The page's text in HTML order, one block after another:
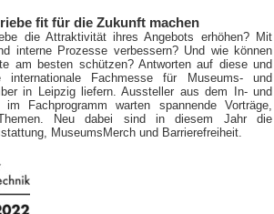
fit für die Zukunft machen
die Attraktivität ihres Angebots erhöhen? Mit
interne Prozesse verbessern? Und wie können
am besten schützen? Antworten auf diese und
Fachmesse für Museums- und
in Leipzig liefern. Aussteller aus dem In- und
Fachprogramm warten spannende Vorträge,
Neu dabei sind in diesem Jahr die
MuseumsMerch und Barrierefreiheit.